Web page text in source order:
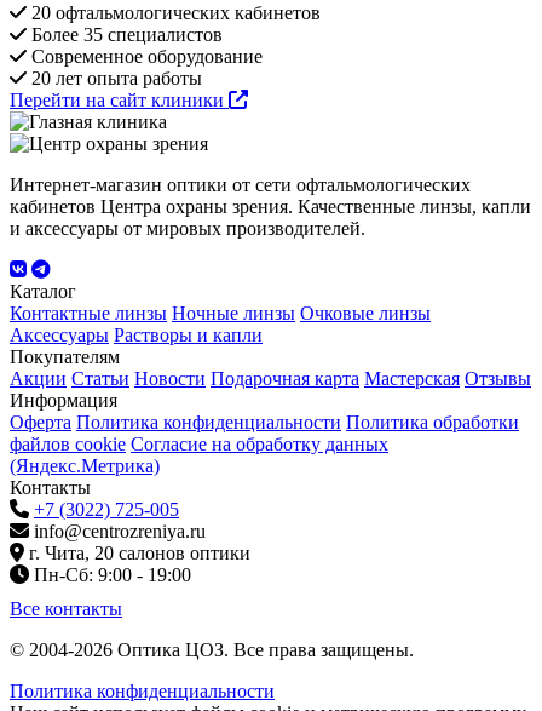
20 офтальмологических кабинетов
Более 35 специалистов
Современное оборудование
20 лет опыта работы
Перейти на сайт клиники
Интернет-магазин оптики от сети офтальмологических
кабинетов Центра охраны зрения. Качественные линзы, капли
и аксессуары от мировых производителей.
Каталог
Контактные линзы Ночные линзы Очковые линзы
Аксессуары Растворы и капли
Покупателям
Акции Статьи Новости Подарочная карта Мастерская Отзывы
Информация
Оферта Политика конфиденциальности Политика обработки
файлов cookie Согласие на обработку данных
(Яндекс.Метрика)
Контакты
+7 (3022) 725-005
info@centrozreniya.ru
г. Чита, 20 салонов оптики
Пн-Сб: 9:00 - 19:00
Все контакты
© 2004-2026 Оптика ЦОЗ. Все права защищены.
Политика конфиденциальности